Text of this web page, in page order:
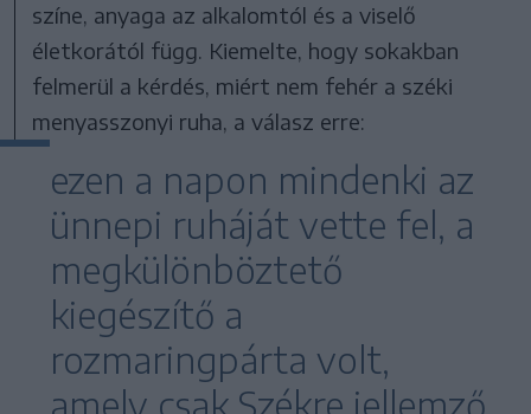
színe, anyaga az alkalomtól és a viselő
életkorától függ. Kiemelte, hogy sokakban
felmerül a kérdés, miért nem fehér a széki
menyasszonyi ruha, a válasz erre:
ezen a napon mindenki az
ünnepi ruháját vette fel, a
megkülönböztető
kiegészítő a
rozmaringpárta volt,
amely csak Székre jellemző